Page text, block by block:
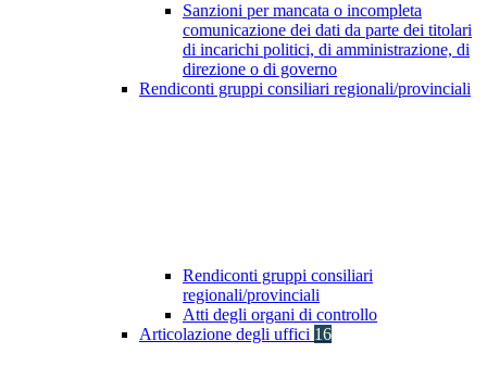
Sanzioni per mancata o incompleta
comunicazione dei dati da parte dei titolari
di incarichi politici, di amministrazione, di
direzione o di governo
Rendiconti gruppi consiliari regionali/provinciali
Rendiconti gruppi consiliari
regionali/provinciali
Atti degli organi di controllo
Articolazione degli uffici 16